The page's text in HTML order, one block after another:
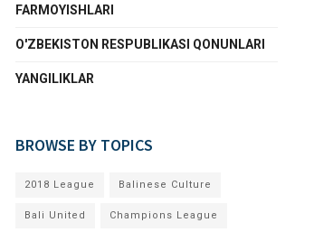
FARMOYISHLARI
O'ZBEKISTON RESPUBLIKASI QONUNLARI
YANGILIKLAR
BROWSE BY TOPICS
2018 League Balinese Culture
Bali United Champions League